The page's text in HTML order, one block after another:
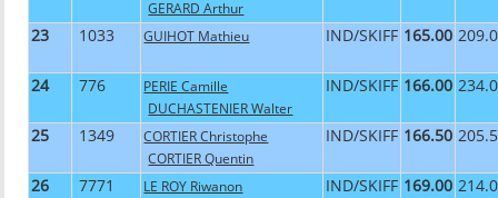
GERARD Arthur
23 1033 GUIHOT Mathieu IND/SKIFF 165.00
24 776
PERIE Camille
DUCHASTENIER Walter
IND/SKIFF 166.00
25 1349
CORTIER Christophe
CORTIER Quentin
IND/SKIFF 166.50
26 7771
LE ROY Riwanon
IND/SKIFF 169.00